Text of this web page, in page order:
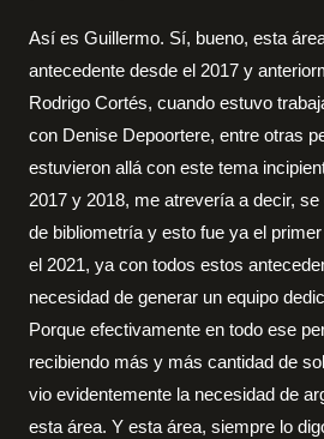
Así es Guillermo. Sí, bueno, esta
antecedente desde el 2017 y
Rodrigo Cortés, cuando estuvo
con Denise Depoortere, entre otras
estuvieron allá con este tema
2017 y 2018, me atrevería a decir,
de bibliometría y esto fue ya el
el 2021, ya con todos estos
necesidad de generar un equipo
Porque efectivamente en todo ese
recibiendo más y más cantidad de
vio evidentemente la necesidad de
esta área. Y esta área, siempre lo